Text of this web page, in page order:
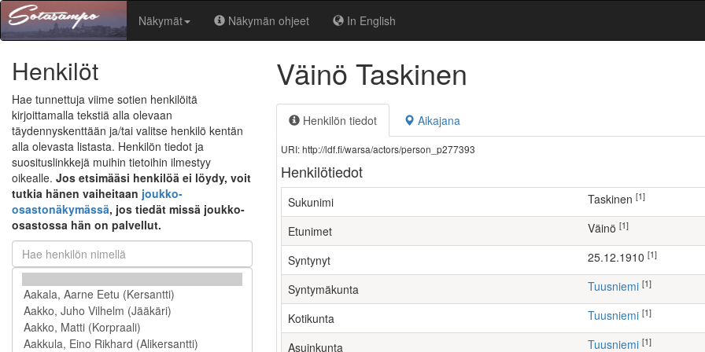
Näkymät Näkymän ohjeet In English
Henkilöt
Hae tunnettuja viime sotien henkilöitä
kirjoittamalla tekstiä alla olevaan
täydennyskenttään ja/tai valitse henkilö kentän
alla olevasta listasta. Henkilön tiedot ja
suosituslinkkejä muihin tietoihin ilmestyy
oikealle. Jos etsimääsi henkilöä ei löydy, voit
tutkia hänen vaiheitaan joukko-
osastonäkymässä, jos tiedät missä joukko-
osastossa hän on palvellut.
Väinö Taskinen
Henkilön tiedot Aikajana
URI: http://ldf.fi/warsa/actors/person_p277393
Henkilötiedot
Sukunimi Taskinen [1]
Etunimet Väinö [1]
Syntynyt 25.12.1910 [1]
Syntymäkunta Tuusniemi [1]
Kotikunta Tuusniemi [1]
Asuinkunta Tuusniemi [1]